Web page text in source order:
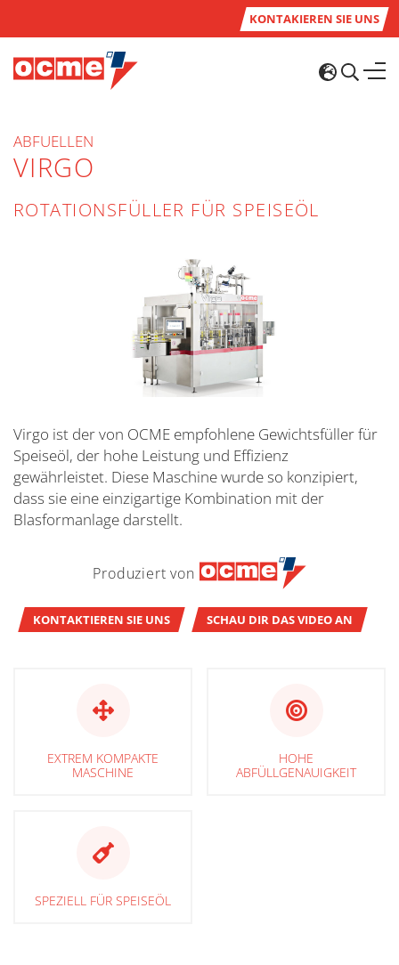
KONTAKIEREN SIE UNS
ABFUELLEN
VIRGO
ROTATIONSFÜLLER FÜR SPEISEÖL
Virgo ist der von OCME empfohlene Gewichtsfüller für
Speiseöl, der hohe Leistung und Effizienz
gewährleistet. Diese Maschine wurde so konzipiert,
dass sie eine einzigartige Kombination mit der
Blasformanlage darstellt.
Produziert von
KONTAKTIEREN SIE UNS SCHAU DIR DAS VIDEO AN
EXTREM KOMPAKTE
MASCHINE
HOHE
ABFÜLLGENAUIGKEIT
SPEZIELL FÜR SPEISEÖL